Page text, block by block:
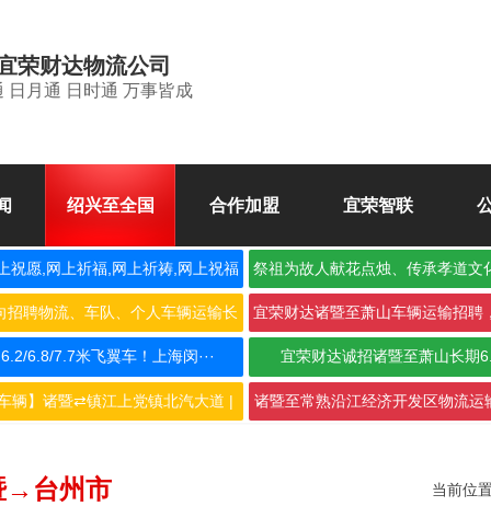
荣财达物流公司
日月通 日时通 万事皆成
绍兴至全国 合作加盟 宜荣智联
祝愿,网上祈福,网上祈祷,网上祝福 祭祖为故人献花点烛、传承孝道文
空
招聘物流、车队、个人车辆运输长
期合···
宜荣财达诸暨至萧山车辆运输招聘
作，···
6.8/7.7米飞翼车！上海闵··· 宜荣财达诚招诸暨至萧山长期
辆】诸暨⇄镇江上党镇北汽大道 | 诸暨至常熟沿江经济开发区物流运
→台州市 当前位置